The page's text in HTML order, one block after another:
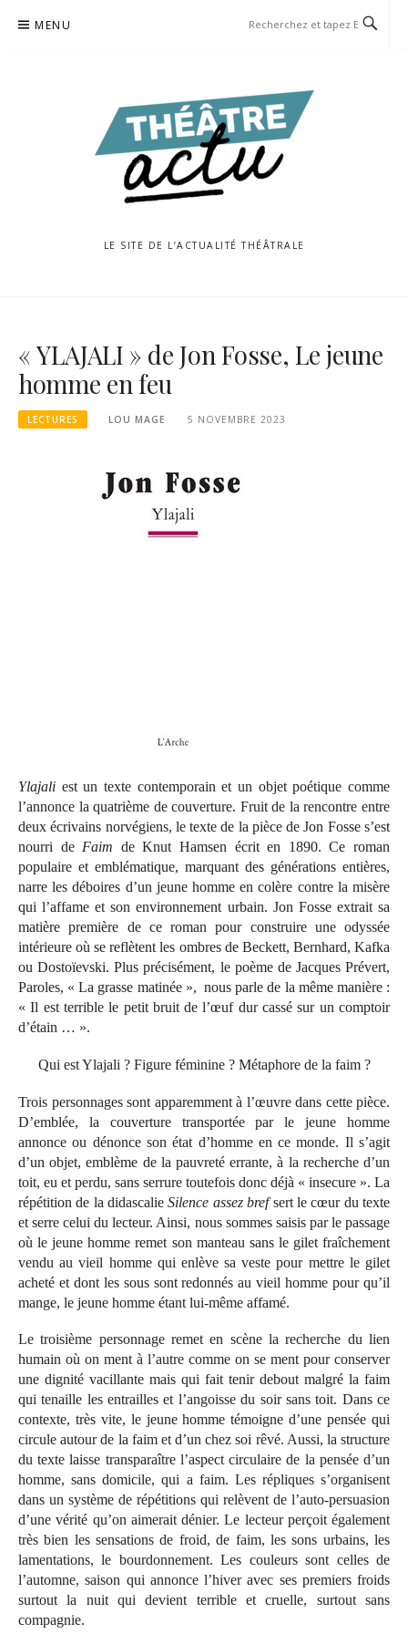
MENU
LE SITE DE L’ACTUALITÉ THÉÂTRALE
« YLAJALI » de Jon Fosse, Le jeune
homme en feu
LECTURES LOU MAGE 5 NOVEMBRE 2023
Ylajali est un texte contemporain et un objet poétique comme
l’annonce la quatrième de couverture. Fruit de la rencontre entre
deux écrivains norvégiens, le texte de la pièce de Jon Fosse s’est
nourri de Faim de Knut Hamsen écrit en 1890. Ce roman
populaire et emblématique, marquant des générations entières,
narre les déboires d’un jeune homme en colère contre la misère
qui l’affame et son environnement urbain. Jon Fosse extrait sa
matière première de ce roman pour construire une odyssée
intérieure où se reflètent les ombres de Beckett, Bernhard, Kafka
ou Dostoïevski. Plus précisément, le poème de Jacques Prévert,
Paroles, « La grasse matinée », nous parle de la même manière :
« Il est terrible le petit bruit de l’œuf dur cassé sur un comptoir
d’étain … ».
Qui est Ylajali ? Figure féminine ? Métaphore de la faim ?
Trois personnages sont apparemment à l’œuvre dans cette pièce.
D’emblée, la couverture transportée par le jeune homme
annonce ou dénonce son état d’homme en ce monde. Il s’agit
d’un objet, emblème de la pauvreté errante, à la recherche d’un
toit, eu et perdu, sans serrure toutefois donc déjà « insecure ». La
répétition de la didascalieSilence assez brefsert le cœur du texte
et serre celui du lecteur. Ainsi, nous sommes saisis par le passage
où le jeune homme remet son manteau sans le gilet fraîchement
vendu au vieil homme qui enlève sa veste pour mettre le gilet
acheté et dont les sous sont redonnés au vieil homme pour qu’il
mange, le jeune homme étant lui-même affamé.
Le troisième personnage remet en scène la recherche du lien
humain où on ment à l’autre comme on se ment pour conserver
une dignité vacillante mais qui fait tenir debout malgré la faim
qui tenaille les entrailles et l’angoisse du soir sans toit. Dans ce
contexte, très vite, le jeune homme témoigne d’une pensée qui
circule autour de la faim et d’un chez soi rêvé. Aussi, la structure
du texte laisse transparaître l’aspect circulaire de la pensée d’un
homme, sans domicile, qui a faim. Les répliques s’organisent
dans un système de répétitions qui relèvent de l’auto-persuasion
d’une vérité qu’on aimerait dénier. Le lecteur perçoit également
très bien les sensations de froid, de faim, les sons urbains, les
lamentations, le bourdonnement. Les couleurs sont celles de
l’automne, saison qui annonce l’hiver avec ses premiers froids
surtout la nuit qui devient terrible et cruelle, surtout sans
compagnie.